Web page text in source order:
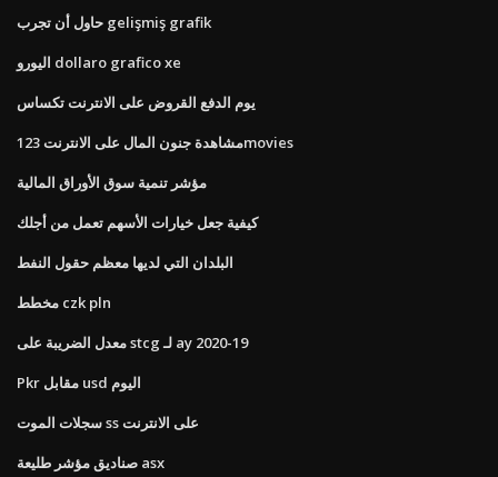
حاول أن تجرب gelişmiş grafik
اليورو dollaro grafico xe
يوم الدفع القروض على الانترنت تكساس
مشاهدة جنون المال على الانترنت 123movies
مؤشر تنمية سوق الأوراق المالية
كيفية جعل خيارات الأسهم تعمل من أجلك
البلدان التي لديها معظم حقول النفط
مخطط czk pln
معدل الضريبة على stcg لـ ay 2020-19
Pkr مقابل usd اليوم
سجلات الموت ss على الانترنت
صناديق مؤشر طليعة asx